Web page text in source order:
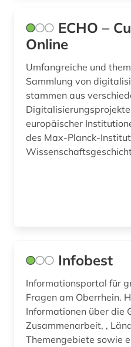
inkunabel (1)
international law (1)
island (1)
jahrbuch (1)
japan (2)
ECHO –
Online
Umfangreiche und
Sammlung von
stammen aus
europäischer
des Max-Planck-
Infobest
Informationsportal für
Fragen am Oberrhein.
Informationen über die
Zusammenarbeit, ,
Themengebiete sowie